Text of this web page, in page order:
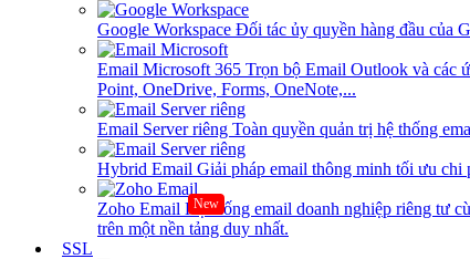
Google Workspace Đối tác ủy quyền hàng đầu của
Email Microsoft 365 Trọn bộ Email Outlook và các
Point, OneDrive, Forms, OneNote,...
Email Server riêng Toàn quyền quản trị hệ thống
Hybrid Email Giải pháp email thông minh tối ưu chi
Zoho Email New
Hệ thống email doanh nghiệp riêng tư
trên một nền tảng duy nhất.
SSL